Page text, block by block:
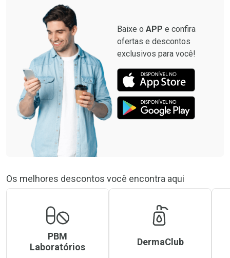
Baixe o APP e confira
ofertas e descontos
exclusivos para você!
Os melhores descontos você encontra aqui
PBM
Laboratórios
DermaClub